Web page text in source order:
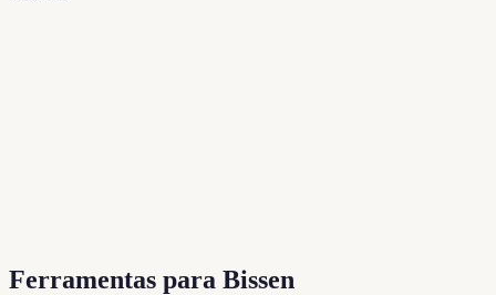
Ferramentas para Bissen